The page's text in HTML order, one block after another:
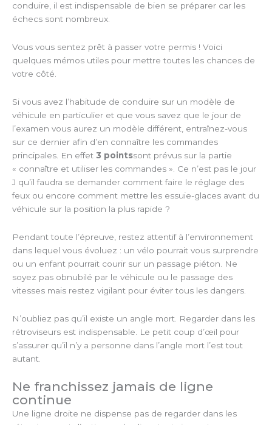
conduire, il est indispensable de bien se préparer car les
échecs sont nombreux.
Vous vous sentez prêt à passer votre permis ! Voici
quelques mémos utiles pour mettre toutes les chances de
votre côté.
Si vous avez l’habitude de conduire sur un modèle de
véhicule en particulier et que vous savez que le jour de
l’examen vous aurez un modèle différent, entraînez-vous
sur ce dernier afin d’en connaître les commandes
principales. En effet 3 pointssont prévus sur la partie
« connaître et utiliser les commandes ». Ce n’est pas le jour
J qu’il faudra se demander comment faire le réglage des
feux ou encore comment mettre les essuie-glaces avant du
véhicule sur la position la plus rapide ?
Pendant toute l’épreuve, restez attentif à l’environnement
dans lequel vous évoluez : un vélo pourrait vous surprendre
ou un enfant pourrait courir sur un passage piéton. Ne
soyez pas obnubilé par le véhicule ou le passage des
vitesses mais restez vigilant pour éviter tous les dangers.
N’oubliez pas qu’il existe un angle mort. Regarder dans les
rétroviseurs est indispensable. Le petit coup d’œil pour
s’assurer qu’il n’y a personne dans l’angle mort l’est tout
autant.
Ne franchissez jamais de ligne
continue
Une ligne droite ne dispense pas de regarder dans les